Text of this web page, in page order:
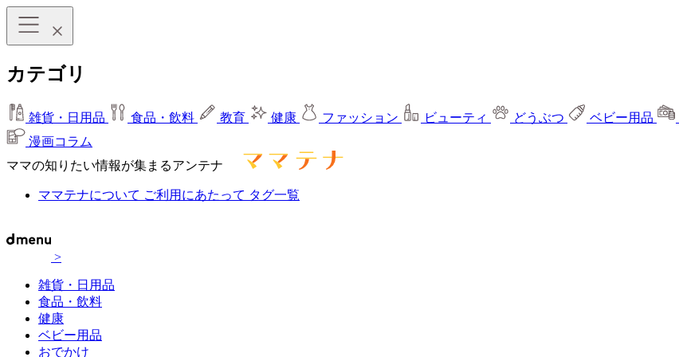
カテゴリ
雑貨・日用品 食品・飲料 教育 健康 ファッション ビューティ どうぶつ ベビー用品
漫画コラム
ママの知りたい情報が集まるアンテナ
ママテナについて ご利用にあたって タグ一覧
>
雑貨・日用品
食品・飲料
健康
ベビー用品
おでかけ